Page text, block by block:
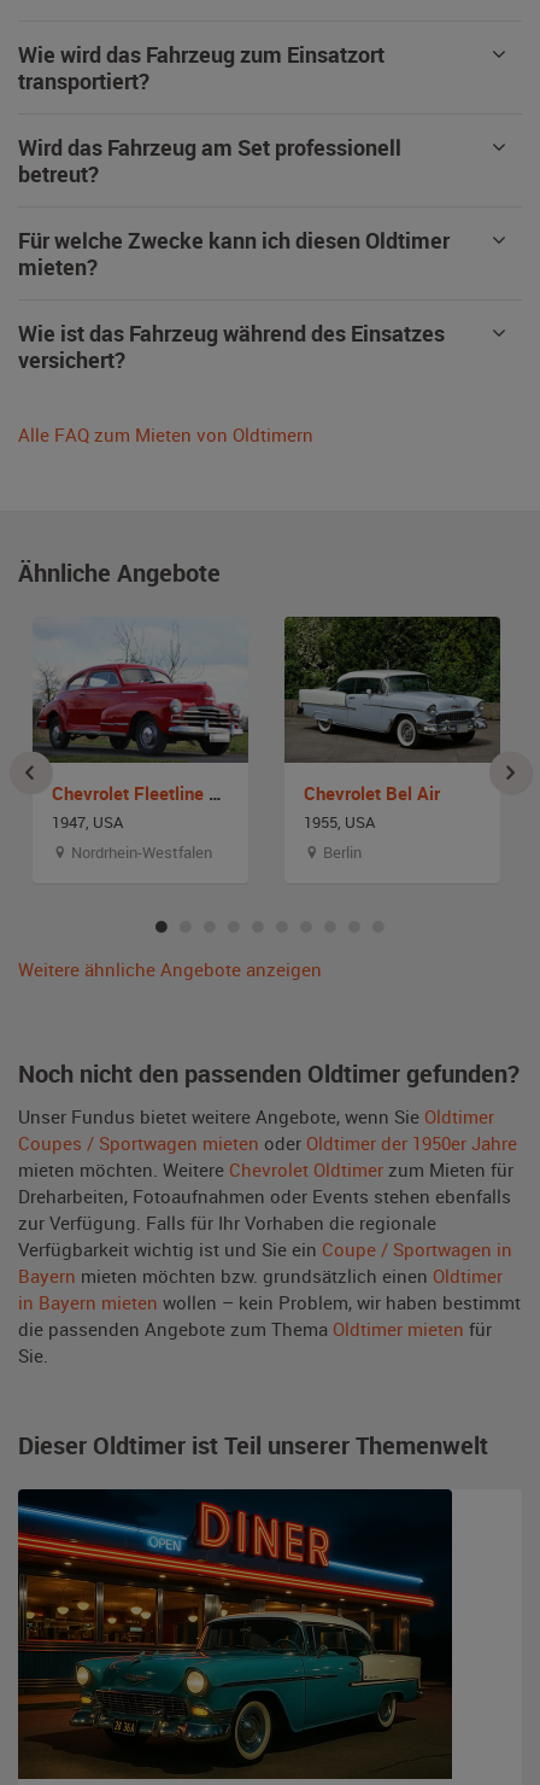
Wie wird das Fahrzeug zum Einsatzort
transportiert?
Wird das Fahrzeug am Set professionell
betreut?
Für welche Zwecke kann ich diesen Oldtimer
mieten?
Wie ist das Fahrzeug während des Einsatzes
versichert?
Alle FAQ zum Mieten von Oldtimern
Ähnliche Angebote
Chevrolet Fleetline Aerosedan
1947, USA
Nordrhein-Westfalen
Chevrolet Bel Air
1955, USA
Berlin
Weitere ähnliche Angebote anzeigen
Noch nicht den passenden Oldtimer gefunden?
Unser Fundus bietet weitere Angebote, wenn Sie Oldtimer
Coupes / Sportwagen mieten oder Oldtimer der 1950er Jahre
mieten möchten. Weitere Chevrolet Oldtimer zum Mieten für
Dreharbeiten, Fotoaufnahmen oder Events stehen ebenfalls
zur Verfügung. Falls für Ihr Vorhaben die regionale
Verfügbarkeit wichtig ist und Sie ein Coupe / Sportwagen in
Bayern mieten möchten bzw. grundsätzlich einen Oldtimer
in Bayern mieten wollen – kein Problem, wir haben bestimmt
die passenden Angebote zum Thema Oldtimer mieten für
Sie.
Dieser Oldtimer ist Teil unserer Themenwelt